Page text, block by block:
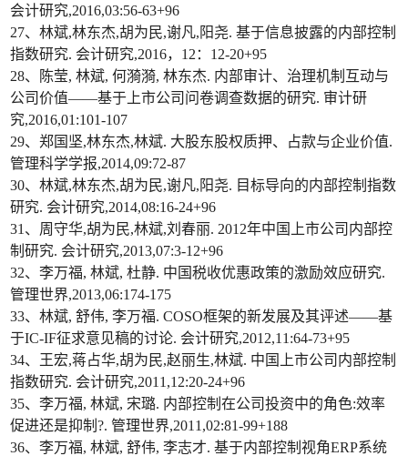
会计研究,2016,03:56-63+96
27、林斌,林东杰,胡为民,谢凡,阳尧. 基于信息披露的内部控制
指数研究. 会计研究,2016，12：12-20+95
28、陈莹, 林斌, 何漪漪, 林东杰. 内部审计、治理机制互动与
公司价值——基于上市公司问卷调查数据的研究. 审计研
究,2016,01:101-107
29、郑国坚,林东杰,林斌. 大股东股权质押、占款与企业价值.
管理科学学报,2014,09:72-87
30、林斌,林东杰,胡为民,谢凡,阳尧. 目标导向的内部控制指数
研究. 会计研究,2014,08:16-24+96
31、周守华,胡为民,林斌,刘春丽. 2012年中国上市公司内部控
制研究. 会计研究,2013,07:3-12+96
32、李万福, 林斌, 杜静. 中国税收优惠政策的激励效应研究.
管理世界,2013,06:174-175
33、林斌, 舒伟, 李万福. COSO框架的新发展及其评述——基
于IC-IF征求意见稿的讨论. 会计研究,2012,11:64-73+95
34、王宏,蒋占华,胡为民,赵丽生,林斌. 中国上市公司内部控制
指数研究. 会计研究,2011,12:20-24+96
35、李万福, 林斌, 宋璐. 内部控制在公司投资中的角色:效率
促进还是抑制?. 管理世界,2011,02:81-99+188
36、李万福, 林斌, 舒伟, 李志才. 基于内部控制视角ERP系统